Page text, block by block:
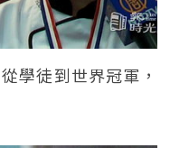
學徒到世界冠軍，